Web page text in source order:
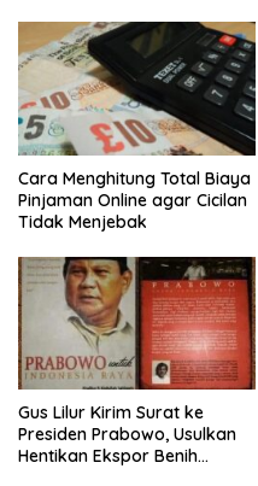
Cara Menghitung Total Biaya
Pinjaman Online agar Cicilan
Tidak Menjebak
Gus Lilur Kirim Surat ke
Presiden Prabowo, Usulkan
Hentikan Ekspor Benih